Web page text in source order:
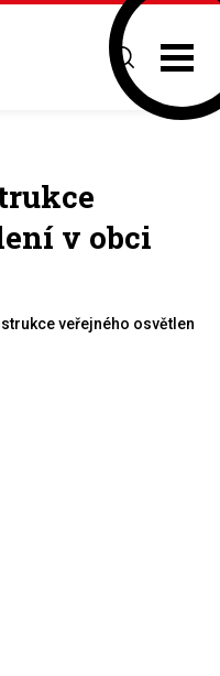
v obci
veřejného osvětlení v